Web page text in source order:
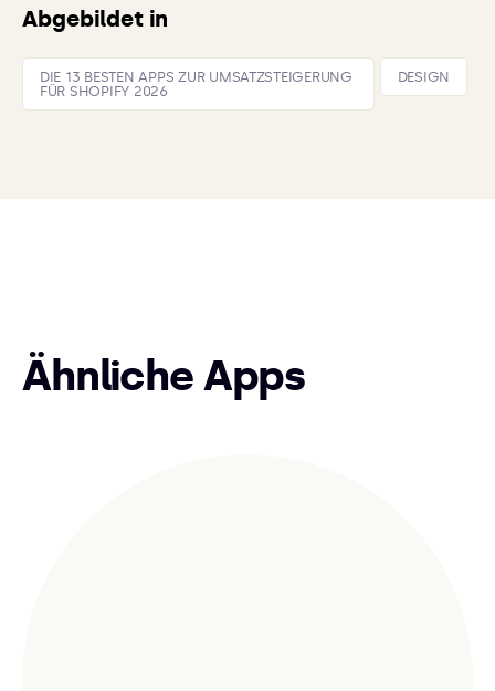
Abgebildet in
DIE 13 BESTEN APPS ZUR UMSATZSTEIGERUNG
FÜR SHOPIFY 2026
DESIGN
Ähnliche Apps